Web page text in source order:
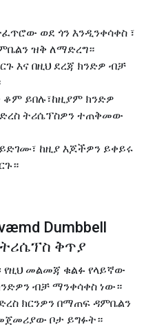
ወደ ጎን እንዲንቀሳቀስ ፣
ዝቅ ለማድረግ።
እና በዚህ ደረጃ ክንድዎ ብቻ
ቆም ይበሉ፣ከዚያም ክንድዎ
ትሪሴፕስዎን ተጠቅመው
ከዚያ እጆችዎን ይቀይሩ
Dumbbell
ቅጥያ
የዚህ መልመጃ ቁልፉ የላይኛው
ብቻ ማንቀሳቀስ ነው።
ክርንዎን በማጠፍ ዳምቤልን
ቦታ ይግፉት።